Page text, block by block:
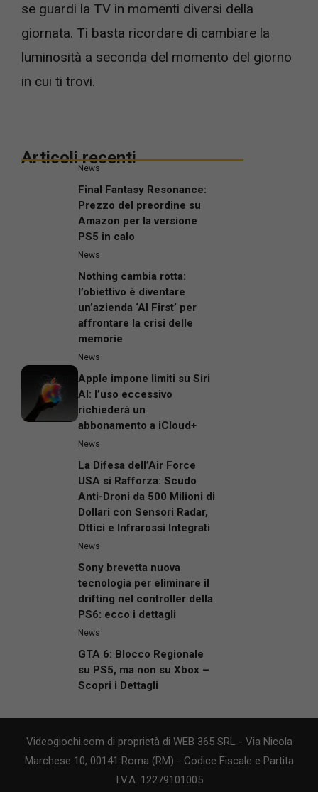
se guardi la TV in momenti diversi della
giornata. Ti basta ricordare di cambiare la
luminosità a seconda del momento del giorno
in cui ti trovi.
Articoli recenti
News
Final Fantasy Resonance:
Prezzo del preordine su
Amazon per la versione
PS5 in calo
News
Nothing cambia rotta:
l’obiettivo è diventare
un’azienda ‘AI First’ per
affrontare la crisi delle
memorie
News
Apple impone limiti su Siri
AI: l’uso eccessivo
richiederà un
abbonamento a iCloud+
News
La Difesa dell’Air Force
USA si Rafforza: Scudo
Anti-Droni da 500 Milioni di
Dollari con Sensori Radar,
Ottici e Infrarossi Integrati
News
Sony brevetta nuova
tecnologia per eliminare il
drifting nel controller della
PS6: ecco i dettagli
News
GTA 6: Blocco Regionale
su PS5, ma non su Xbox –
Scopri i Dettagli
Videogiochi.com di proprietà di WEB 365 SRL - Via Nicola
Marchese 10, 00141 Roma (RM) - Codice Fiscale e Partita
I.V.A. 12279101005